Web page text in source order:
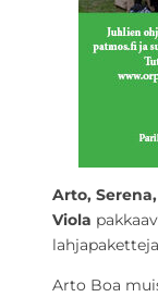
Arto, Serena,
Viola
Arto Boa